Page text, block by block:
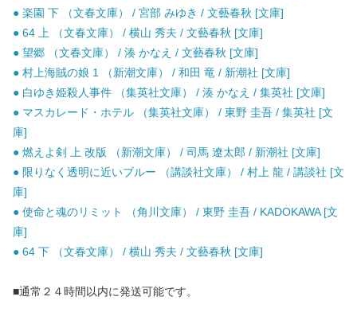
● 楽園 下 （文春文庫） / 宮部 みゆき / 文藝春秋 [文庫]
● 64 上 （文春文庫） / 横山 秀夫 / 文藝春秋 [文庫]
● 望郷 （文春文庫） / 湊 かなえ / 文藝春秋 [文庫]
● 村上海賊の娘 1 （新潮文庫） / 和田 竜 / 新潮社 [文庫]
● 白ゆき姫殺人事件 （集英社文庫） / 湊 かなえ / 集英社 [文庫]
● マスカレード・ホテル （集英社文庫） / 東野 圭吾 / 集英社 [文
庫]
● 燃えよ剣 上 改版 （新潮文庫） / 司馬 遼太郎 / 新潮社 [文庫]
● 限りなく透明に近いブルー （講談社文庫） / 村上 龍 / 講談社 [文
庫]
● 使命と魂のリミット （角川文庫） / 東野 圭吾 / KADOKAWA [文
庫]
● 64 下 （文春文庫） / 横山 秀夫 / 文藝春秋 [文庫]
■通常２４時間以内に発送可能です。